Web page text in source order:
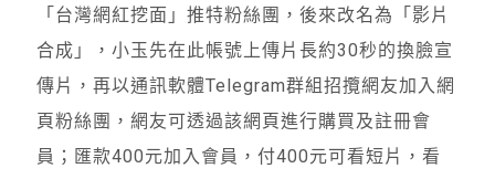
「台灣網紅挖面」推特粉絲團，後來改名為「影片
合成」，小玉先在此帳號上傳片長約30秒的換臉宣
傳片，再以通訊軟體Telegram群組招攬網友加入網
頁粉絲團，網友可透過該網頁進行購買及註冊會
員；匯款400元加入會員，付400元可看短片，看